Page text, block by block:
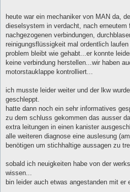
heute war ein mechaniker von MAN da,
dieselsystem in verdacht, nach erneutem
nachgezogenen verbindungen,
reinigungsflüssigkeit mal ordentlich
problem bleibt wie gehabt...er konnte
keine verbindung herstellen...wir haben
motorstauklappe kontrolliert...
ich musste leider weiter und der lkw
geschleppt.
hatte dann noch ein sehr informatives
zu dem schluss gekommen das ausser
extra leitungen in einen kanister
alle weiteren diagnose eine auslesung
benötigen um stichhaltige aussagen zu
sobald ich neuigkeiten habe von der
wissen...
bin leider auch etwas angestanden mit er